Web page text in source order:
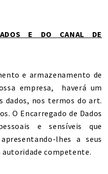
E DO CANAL DE
e armazenamento de
empresa, haverá um
dados, nos termos do art.
O Encarregado de Dados
e sensíveis que
lhes a seus
competente.